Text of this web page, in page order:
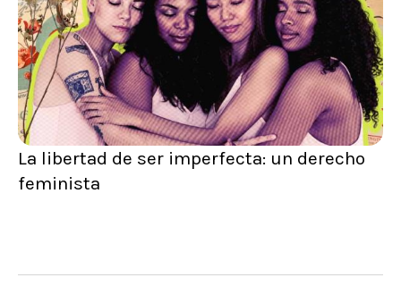
La libertad de ser imperfecta: un derecho
feminista